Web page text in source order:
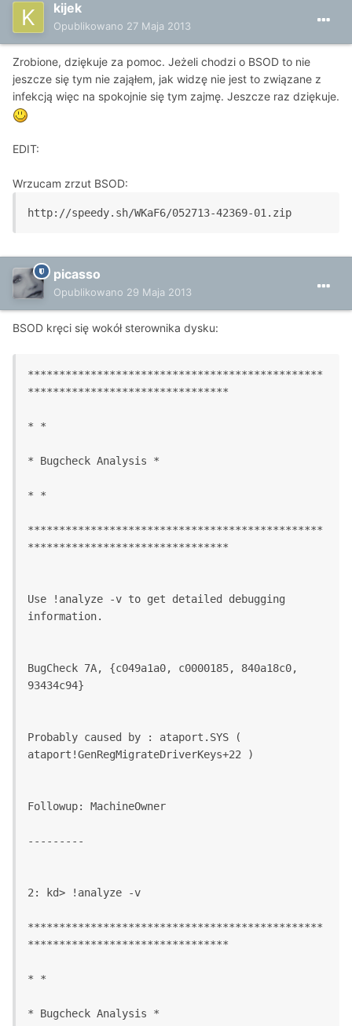
kijek
Opublikowano 27 Maja 2013
Zrobione, dziękuje za pomoc. Jeżeli chodzi o BSOD to nie
jeszcze się tym nie zająłem, jak widzę nie jest to związane z
infekcją więc na spokojnie się tym zajmę. Jeszcze raz dziękuje.
EDIT:
Wrzucam zrzut BSOD:
http://speedy.sh/WKaF6/052713-42369-01.zip
picasso
Opublikowano 29 Maja 2013
BSOD kręci się wokół sterownika dysku:
***********************************************
********************************
* *
* Bugcheck Analysis *
* *
***********************************************
********************************
Use !analyze -v to get detailed debugging
information.
BugCheck 7A, {c049a1a0, c0000185, 840a18c0,
93434c94}
Probably caused by : ataport.SYS (
ataport!GenRegMigrateDriverKeys+22 )
Followup: MachineOwner
---------
2: kd> !analyze -v
***********************************************
********************************
* *
* Bugcheck Analysis *